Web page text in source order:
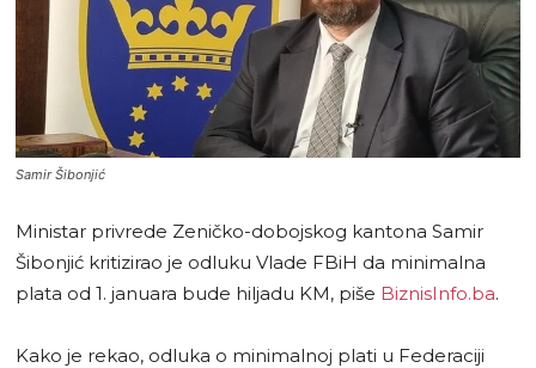
Samir Šibonjić
Ministar privrede Zeničko-dobojskog kantona Samir
Šibonjić kritizirao je odluku Vlade FBiH da minimalna
plata od 1. januara bude hiljadu KM, piše BiznisInfo.ba.
Kako je rekao, odluka o minimalnoj plati u Federaciji